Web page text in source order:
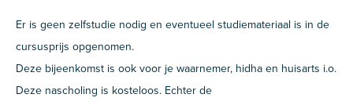
Er is geen zelfstudie nodig en eventueel studiemateriaal is in de
cursusprijs opgenomen.
Deze bijeenkomst is ook voor je waarnemer, hidha en huisarts i.o.
Deze nascholing is kosteloos. Echter de